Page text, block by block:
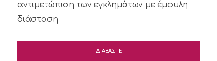
αντιμετώπιση των εγκλημάτων με έμφυλη
διάσταση
ΔΙΑΒΑΣΤΕ